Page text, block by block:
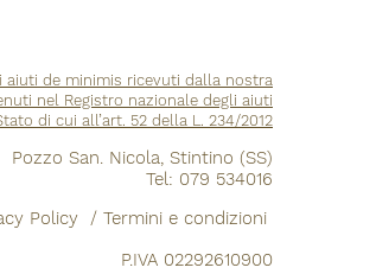
aiuti de minimis ricevuti dalla nostra
nel Registro nazionale degli aiuti
di cui all’art. 52 della L. 234/2012
Pozzo San. Nicola, Stintino (SS)
Tel: 079 534016
Policy / Termini e condizioni
P.IVA 02292610900